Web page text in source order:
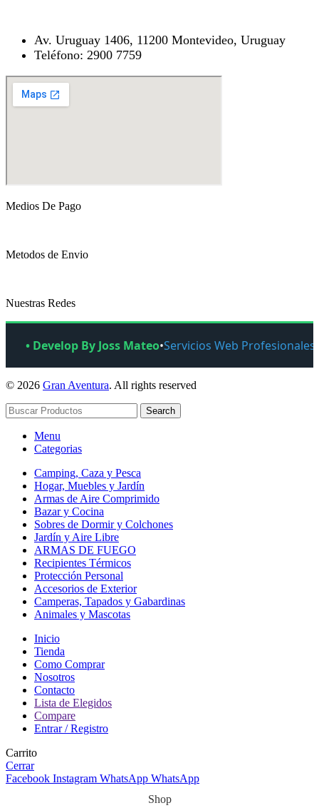
Av. Uruguay 1406, 11200 Montevideo, Uruguay
Teléfono: 2900 7759
Medios De Pago
Metodos de Envio
Nuestras Redes
• Develop By Joss Mateo•Servicios Web Profesionales
© 2026 Gran Aventura. All rights reserved
Search
Menu
Categorias
Camping, Caza y Pesca
Hogar, Muebles y Jardín
Armas de Aire Comprimido
Bazar y Cocina
Sobres de Dormir y Colchones
Jardín y Aire Libre
ARMAS DE FUEGO
Recipientes Térmicos
Protección Personal
Accesorios de Exterior
Camperas, Tapados y Gabardinas
Animales y Mascotas
Inicio
Tienda
Como Comprar
Nosotros
Contacto
Lista de Elegidos
Compare
Entrar / Registro
Carrito
Cerrar
Facebook Instagram WhatsApp WhatsApp
Shop